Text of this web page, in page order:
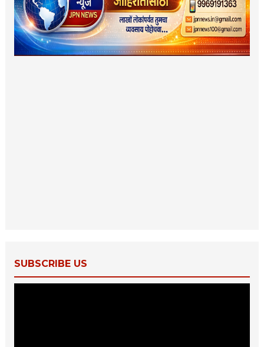
SUBSCRIBE US